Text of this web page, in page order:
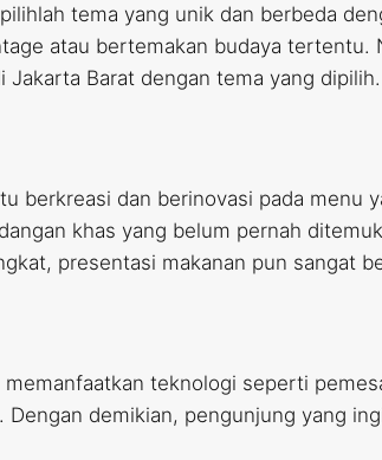
tema yang unik dan berbeda
atau bertemakan budaya
Barat dengan tema yang dipilih.
berkreasi dan berinovasi pada menu
khas yang belum pernah
presentasi makanan pun sangat
teknologi seperti
demikian, pengunjung yang